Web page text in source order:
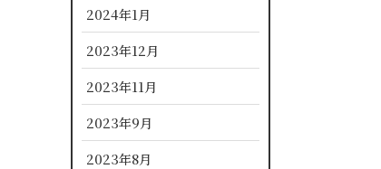
2024年1月
2023年12月
2023年11月
2023年9月
2023年8月